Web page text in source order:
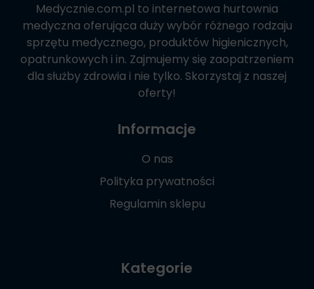
Medycznie.com.pl to internetowa hurtownia
medyczna oferująca duży wybór różnego rodzaju
sprzętu medycznego, produktów higienicznych,
opatrunkowych i in. Zajmujemy się zaopatrzeniem
dla służby zdrowia i nie tylko. Skorzystaj z naszej
oferty!
Informacje
O nas
Polityka prywatności
Regulamin sklepu
Kategorie